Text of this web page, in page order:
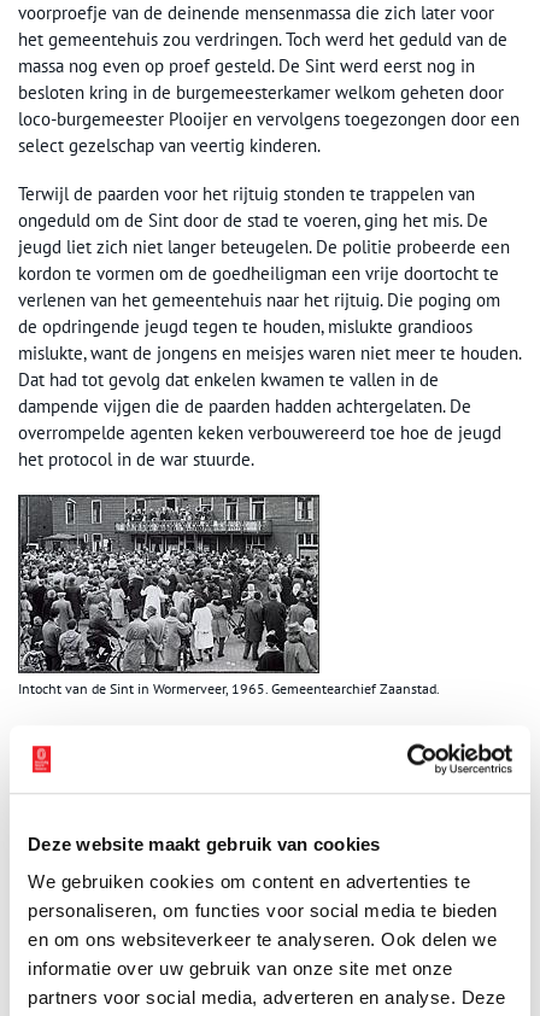
Deze website maakt gebruik van cookies
We gebruiken cookies om content en advertenties te
personaliseren, om functies voor social media te bieden
en om ons websiteverkeer te analyseren. Ook delen we
informatie over uw gebruik van onze site met onze
partners voor social media, adverteren en analyse. Deze
voorproefje van de deinende mensenmassa die zich later voor
het gemeentehuis zou verdringen. Toch werd het geduld van de
massa nog even op proef gesteld. De Sint werd eerst nog in
besloten kring in de burgemeesterkamer welkom geheten door
loco-burgemeester Plooijer en vervolgens toegezongen door een
select gezelschap van veertig kinderen.
Terwijl de paarden voor het rijtuig stonden te trappelen van
ongeduld om de Sint door de stad te voeren, ging het mis. De
jeugd liet zich niet langer beteugelen. De politie probeerde een
kordon te vormen om de goedheiligman een vrije doortocht te
verlenen van het gemeentehuis naar het rijtuig. Die poging om
de opdringende jeugd tegen te houden, mislukte grandioos
mislukte, want de jongens en meisjes waren niet meer te houden.
Dat had tot gevolg dat enkelen kwamen te vallen in de
dampende vijgen die de paarden hadden achtergelaten. De
overrompelde agenten keken verbouwereerd toe hoe de jeugd
het protocol in de war stuurde.
Intocht van de Sint in Wormerveer, 1965. Gemeentearchief Zaanstad.
Ontvang de nieuwsbrief
Wilt u op de hoogte blijven van de mooiste verhalen en het
laatste erfgoednieuws? Schrijf u dan nu in voor onze
wekelijkse nieuwsbrief!